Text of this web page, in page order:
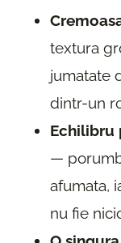
textura
jumatate
dintr-un
Echilibru
—
afumata,
nu fie